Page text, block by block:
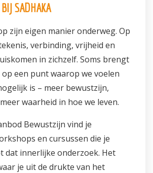
SADHAKA
zijn eigen manier onderweg. Op
verbinding, vrijheid en
in zichzelf. Soms brengt
een punt waarop we voelen
is – meer bewustzijn,
waarheid in hoe we leven.
Bewustzijn vind je
en cursussen die je
dat innerlijke onderzoek. Het
je uit de drukte van het